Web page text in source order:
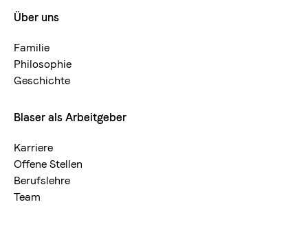
Nicht für Induktionsherde geeignet.
Footermenue-
neu
Über uns
Familie
Philosophie
Geschichte
Blaser als Arbeitgeber
Karriere
Offene Stellen
Berufslehre
Team